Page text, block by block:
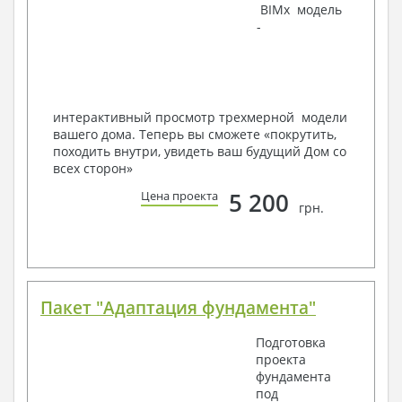
Инженеров – всегда готовы воплотить Вашу мечту
условий, за дополнительную плату.
Получить профессиональную консультацию у
наших специалистов, Вы можете любым
способом связи: закажите обратный звонок,
по viber, e-mail, телефон -
BIMx модель
-
интерактивный просмотр трехмерной модели
вашего дома. Теперь вы сможете «покрутить,
походить внутри, увидеть ваш будущий Дом со
всех сторон»
Цена проекта 5 200 грн.
Пакет "Адаптация фундамента"
Подготовка
проекта
фундамента
под